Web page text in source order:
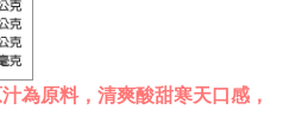
為原料，清爽酸甜寒天口感，